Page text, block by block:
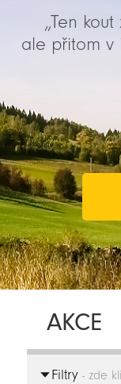
„Ten
ale přitom v
AKCE
Filtry- zde